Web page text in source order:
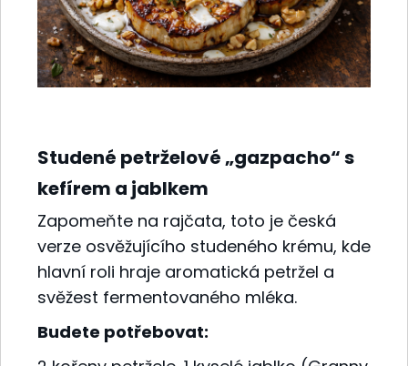
Studené petrželové „gazpacho“ s
kefírem a jablkem
Zapomeňte na rajčata, toto je česká
verze osvěžujícího studeného krému, kde
hlavní roli hraje aromatická petržel a
svěžest fermentovaného mléka.
Budete potřebovat: